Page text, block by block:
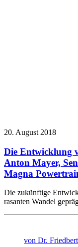
20. August 2018
Die Entwicklung
Anton Mayer,
Magna
Die zukünftige
rasanten Wandel
von Dr.